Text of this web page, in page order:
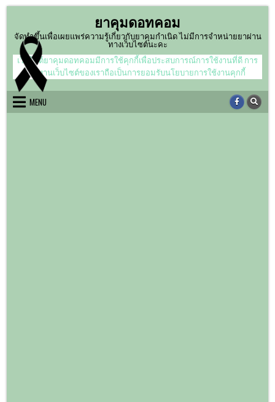
content
ยาคุมดอทคอม
จัดทำขึ้นเพื่อเผยแพร่ความรู้เกี่ยวกับยาคุมกำเนิด ไม่มีการจำหน่ายยาผ่าน
ทางเว็บไซต์นะคะ
เว็บไซต์ยาคุมดอทคอมมีการใช้คุกกี้เพื่อประสบการณ์การใช้งานที่ดี การ
ใช้งานเว็บไซต์ของเราถือเป็นการยอมรับนโยบายการใช้งานคุกกี้
MENU